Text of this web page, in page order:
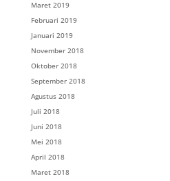
Maret 2019
Februari 2019
Januari 2019
November 2018
Oktober 2018
September 2018
Agustus 2018
Juli 2018
Juni 2018
Mei 2018
April 2018
Maret 2018